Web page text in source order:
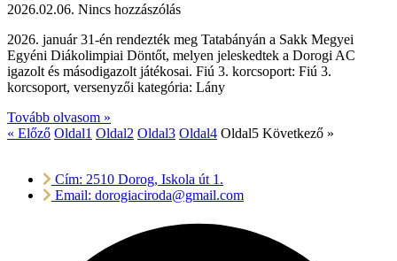
2026.02.06. Nincs hozzászólás
2026. január 31-én rendezték meg Tatabányán a Sakk Megyei
Egyéni Diákolimpiai Döntőt, melyen jeleskedtek a Dorogi AC
igazolt és másodigazolt játékosai. Fiú 3. korcsoport: Fiú 3.
korcsoport, versenyzői kategória: Lány
Tovább olvasom »
« Előző Oldal1 Oldal2 Oldal3 Oldal4 Oldal5 Következő »
Cím: 2510 Dorog, Iskola út 1.
Email: dorogiaciroda@gmail.com